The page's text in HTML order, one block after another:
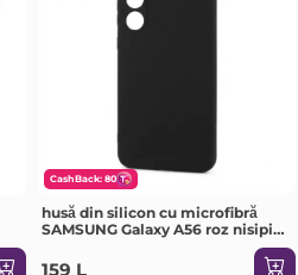
CashBack: 80
husă din silicon cu microfibră
SAMSUNG Galaxy A56 roz nisipiu
159 L